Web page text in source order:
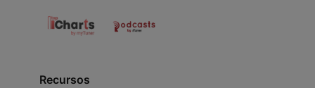
Recursos